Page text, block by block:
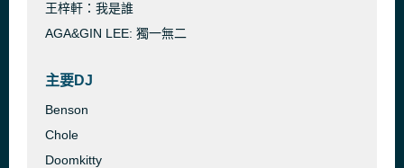
王梓軒：我是誰
AGA&GIN LEE: 獨一無二
主要DJ
Benson
Chole
Doomkitty